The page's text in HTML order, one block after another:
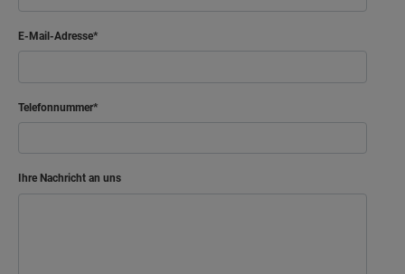
E-Mail-Adresse
Telefonnummer
Ihre Nachricht an uns